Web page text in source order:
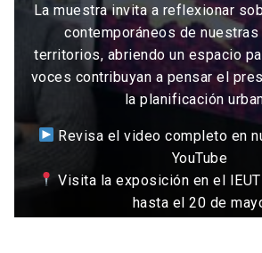
La muestra invita a reflexionar
contemporáneos de
territorios, abriendo un espacio
voces contribuyan a pensar el
la planificación
Revisa el video completo en
YouTube
Visita la exposición en el
hasta el 20 de